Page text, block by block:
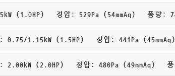
(1.0HP) 정압: 529Pa (54mmAq) 풍량:
0.75/1.15kW (1.5HP) 정압: 441Pa
(2.0HP) 정압: 480Pa (49mmAq) 풍